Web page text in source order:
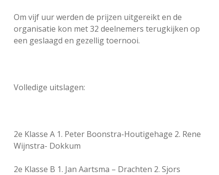
Om vijf uur werden de prijzen uitgereikt en de
organisatie kon met 32 deelnemers terugkijken op
een geslaagd en gezellig toernooi.
Volledige uitslagen:
2e Klasse A 1. Peter Boonstra-Houtigehage 2. Rene
Wijnstra- Dokkum
2e Klasse B 1. Jan Aartsma – Drachten 2. Sjors